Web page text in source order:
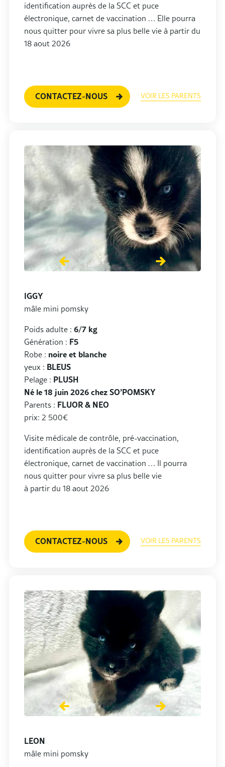
identification auprès de la SCC et puce
électronique, carnet de vaccination … Elle pourra
nous quitter pour vivre sa plus belle vie à partir du
18 aout 2026
CONTACTEZ-NOUS VOIR LES PARENTS
IGGY
mâle mini pomsky
Poids adulte : 6/7 kg
Génération : F5
Robe : noire et blanche
yeux : BLEUS
Pelage : PLUSH
Né le 18 juin 2026 chez SO’POMSKY
Parents : FLUOR & NEO
prix: 2 500€
Visite médicale de contrôle, pré-vaccination,
identification auprès de la SCC et puce
électronique, carnet de vaccination … Il pourra
nous quitter pour vivre sa plus belle vie
à partir du 18 aout 2026
CONTACTEZ-NOUS VOIR LES PARENTS
LEON
mâle mini pomsky